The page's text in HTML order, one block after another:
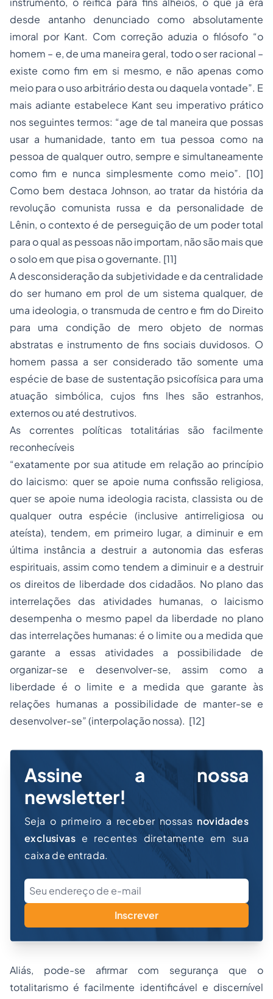
desde antanho denunciado como absolutamente
imoral por Kant. Com correção aduzia o filósofo “o
homem – e, de uma maneira geral, todo o ser racional –
existe como fim em si mesmo, e não apenas como
meio para o uso arbitrário desta ou daquela vontade”. E
mais adiante estabelece Kant seu imperativo prático
nos seguintes termos: “age de tal maneira que possas
usar a humanidade, tanto em tua pessoa como na
pessoa de qualquer outro, sempre e simultaneamente
como fim e nunca simplesmente como meio”. [10]
Como bem destaca Johnson, ao tratar da história da
revolução comunista russa e da personalidade de
Lênin, o contexto é de perseguição de um poder total
para o qual as pessoas não importam, não são mais que
o solo em que pisa o governante. [11]
A desconsideração da subjetividade e da centralidade
do ser humano em prol de um sistema qualquer, de
uma ideologia, o transmuda de centro e fim do Direito
para uma condição de mero objeto de normas
abstratas e instrumento de fins sociais duvidosos. O
homem passa a ser considerado tão somente uma
espécie de base de sustentação psicofísica para uma
atuação simbólica, cujos fins lhes são estranhos,
externos ou até destrutivos.
As correntes políticas totalitárias são facilmente
reconhecíveis
“exatamente por sua atitude em relação ao princípio
do laicismo: quer se apoie numa confissão religiosa,
quer se apoie numa ideologia racista, classista ou de
qualquer outra espécie (inclusive antirreligiosa ou
ateísta), tendem, em primeiro lugar, a diminuir e em
última instância a destruir a autonomia das esferas
espirituais, assim como tendem a diminuir e a destruir
os direitos de liberdade dos cidadãos. No plano das
interrelações das atividades humanas, o laicismo
desempenha o mesmo papel da liberdade no plano
das interrelações humanas: é o limite ou a medida que
garante a essas atividades a possibilidade de
organizar-se e desenvolver-se, assim como a
liberdade é o limite e a medida que garante às
relações humanas a possibilidade de manter-se e
desenvolver-se” (interpolação nossa). [12]
Assine a nossa
newsletter!
Seja o primeiro a receber nossas novidades
exclusivas e recentes diretamente em sua
caixa de entrada.
Inscrever
Aliás, pode-se afirmar com segurança que o
totalitarismo é facilmente identificável e discernível